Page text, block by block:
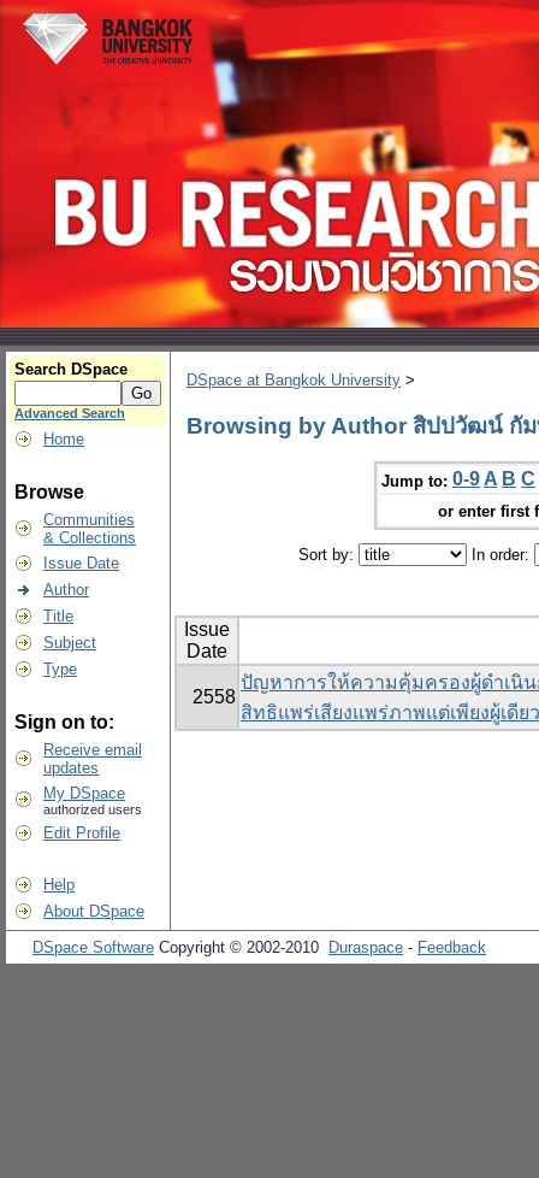
Search DSpace
Advanced Search
Home
Browse
Communities
& Collections
Issue Date
Author
Title
Subject
Type
Sign on to:
Receive email
updates
My DSpace
authorized users
Edit Profile
Help
About DSpace
DSpace at Bangkok University >
Browsing by Author สิปปวัฒน์ กั
Jump to: 0-9 A B C
or enter first
Sort by: In order:
Issue
Date
2558
ปัญหาการให้ความคุ้มครองผู้ดำเนิ
สิทธิแพร่เสียงแพร่ภาพแต่เพียงผู้เดีย
DSpace Software Copyright © 2002-2010 Duraspace - Feedback